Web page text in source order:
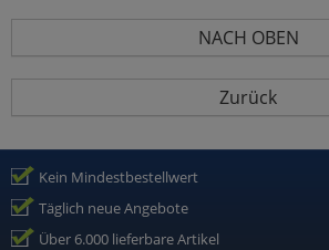
NACH OBEN
Zurück
Kein Mindestbestellwert
Täglich neue Angebote
Über 6.000 lieferbare Artikel